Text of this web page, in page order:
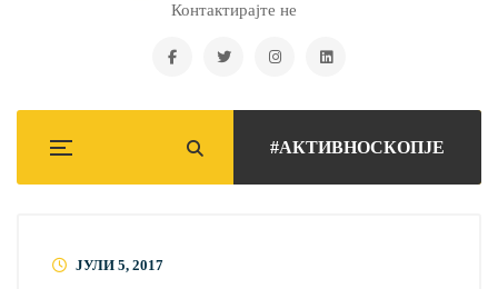
Контактирајте не
#АКТИВНОСКОПЈЕ
ЈУЛИ 5, 2017